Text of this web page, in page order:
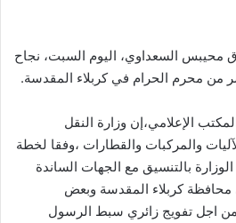
محيبس السعداوي، اليوم السبت، نجاح
من محرم الحرام في كربلاء المقدسة.
الإعلامي،إن وزارة النقل
والمركبات والقطارات ،وفقا لخطة
بالتنسيق مع الجهات الساندة
محافظة كربلاء المقدسة وبعض
من اجل تفويج زائري سبط الرسول